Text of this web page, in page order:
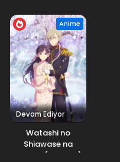
Anime
Devam Ediyor
Watashi no
Shiawase na
Kekkon (2.Sezon)